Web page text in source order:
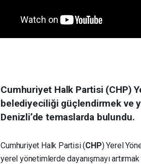
Cumhuriyet Halk Partisi (CHP)
belediyeciliği güçlendirmek ve
Denizli’de temaslarda bulundu.
Cumhuriyet Halk Partisi (CHP) Yerel
yerel yönetimlerde dayanışmayı